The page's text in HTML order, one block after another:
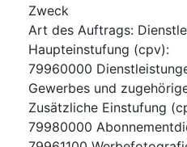
Zweck
Art des Auftrags:
Haupteinstufung (cpv):
79960000
Gewerbes und
Zusätzliche Einstufung (
79980000